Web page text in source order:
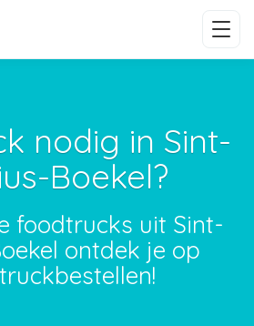
nodig in Sint-
Boekel?
foodtrucks uit Sint-
ontdek je op